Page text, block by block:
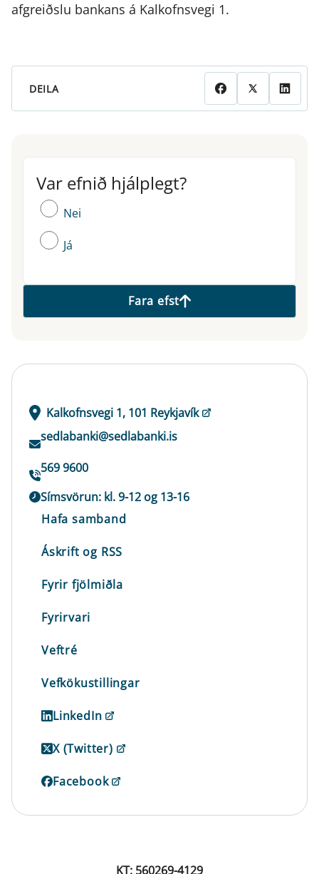
afgreiðslu bankans á Kalkofnsvegi 1.
DEILA
Var efnið hjálplegt?
Var efnið hjálplegt?
Nei
Já
Fara efst
Kalkofnsvegi 1, 101 Reykjavík
sedlabanki@sedlabanki.is
569 9600
Símsvörun: kl. 9-12 og 13-16
Hafa samband
Áskrift og RSS
Fyrir fjölmiðla
Fyrirvari
Veftré
Vefkökustillingar
LinkedIn
X (Twitter)
Facebook
KT: 560269-4129